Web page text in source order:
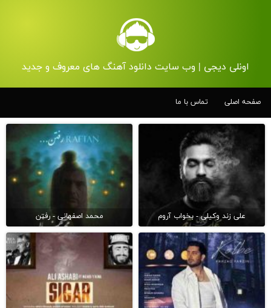
اونلی دیجی | وب سایت دانلود آهنگ های معروف و جدید
صفحه اصلی تماس با ما
علی زند وکیلی - بخواب آروم محمد اصفهانی - رفتن